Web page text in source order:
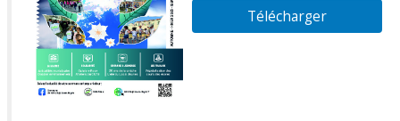
Télécharger